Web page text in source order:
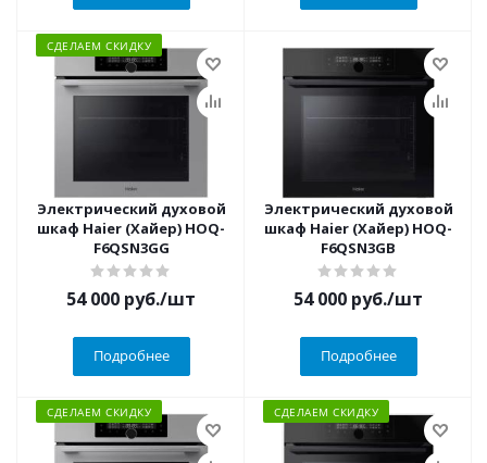
СДЕЛАЕМ СКИДКУ
Электрический духовой
шкаф Haier (Хайер) HOQ-
F6QSN3GG
54 000 руб./шт
Подробнее
Электрический духовой
шкаф Haier (Хайер) HOQ-
F6QSN3GB
54 000 руб./шт
Подробнее
СДЕЛАЕМ СКИДКУ СДЕЛАЕМ СКИДКУ